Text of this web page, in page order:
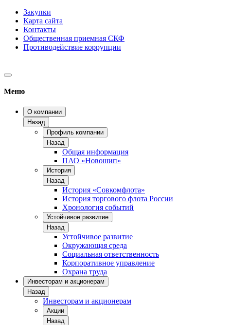
Закупки
Карта сайта
Контакты
Общественная приемная СКФ
Противодействие коррупции
Меню
О компании
Назад
Профиль компании
Назад
Общая информация
ПАО «Новошип»
История
Назад
История «Совкомфлота»
История торгового флота России
Хронология событий
Устойчивое развитие
Назад
Устойчивое развитие
Окружающая среда
Социальная ответственность
Корпоративное управление
Охрана труда
Инвесторам и акционерам
Назад
Инвесторам и акционерам
Акции
Назад